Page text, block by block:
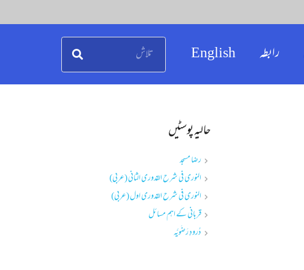
رابطہ English
حالیہ پوسٹیں
رضا مسجد
النوری فی شرح القدوری الثانی (عربی)
النوری فی شرح القدوری اول (عربی)
قربانی کے اہم مسائل
دُرودِ رَضَویَّہ